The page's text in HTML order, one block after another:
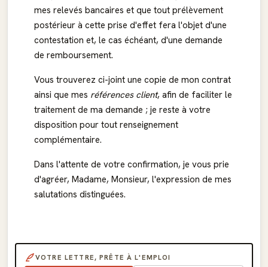
mes relevés bancaires et que tout prélèvement
postérieur à cette prise d'effet fera l'objet d'une
contestation et, le cas échéant, d'une demande
de remboursement.
Vous trouverez ci-joint une copie de mon contrat
ainsi que mes références client, afin de faciliter le
traitement de ma demande ; je reste à votre
disposition pour tout renseignement
complémentaire.
Dans l'attente de votre confirmation, je vous prie
d'agréer, Madame, Monsieur, l'expression de mes
salutations distinguées.
VOTRE LETTRE, PRÊTE À L'EMPLOI